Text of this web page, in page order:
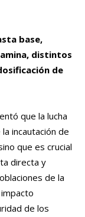
base,
distintos
de
que la lucha
incautación de
que es crucial
directa y
de la
de los